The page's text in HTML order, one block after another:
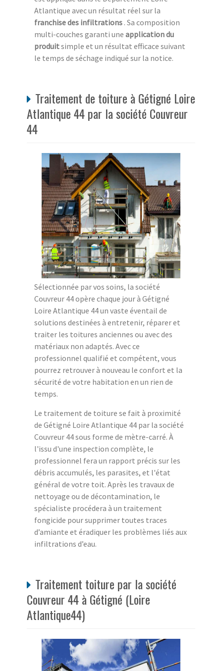
Atlantique avec un résultat réel sur la
franchise des infiltrations . Sa composition
multi-couches garanti une application du
produitsimple et un résultat efficace suivant
le temps de séchage indiqué sur la notice.
Traitement de toiture à Gétigné Loire
Atlantique 44 par la société Couvreur
44
Sélectionnée par vos soins, la société
Couvreur 44 opère chaque jour à Gétigné
Loire Atlantique 44 un vaste éventail de
solutions destinées à entretenir, réparer et
traiter les toitures anciennes ou avec des
matériaux non adaptés. Avec ce
professionnel qualifié et compétent, vous
pourrez retrouver à nouveau le confort et la
sécurité de votre habitation en un rien de
temps.
Le traitement de toiture se fait à proximité
de Gétigné Loire Atlantique 44 par la société
Couvreur 44 sous forme de mètre-carré. À
l'issu d'une inspection complète, le
professionnel fera un rapport précis sur les
débris accumulés, les parasites, et l'état
général de votre toit. Après les travaux de
nettoyage ou de décontamination, le
spécialiste procédera à un traitement
fongicide pour supprimer toutes traces
d’amiante et éradiquer les problèmes liés aux
infiltrations d’eau.
Traitement toiture par la société
Couvreur 44 à Gétigné (Loire
Atlantique44)